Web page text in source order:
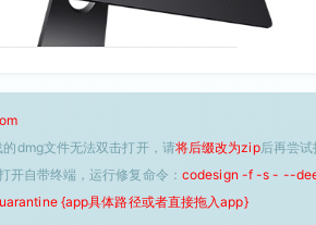
dmg文件无法双击打开，请将后缀改为zip后再尝试
开自带终端，运行修复命令： codesign -f -s - --
{app具体路径或者直接拖入app}